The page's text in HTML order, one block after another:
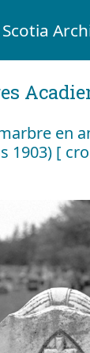
en
1903) [